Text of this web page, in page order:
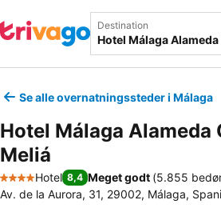
Destination
Se alle overnatningssteder i Málaga
Hotel Málaga
Meliá
4 Stjerner
Hotel 8,4 Meget godt (5.855
Av. de la Aurora, 31, 29002, Málaga,